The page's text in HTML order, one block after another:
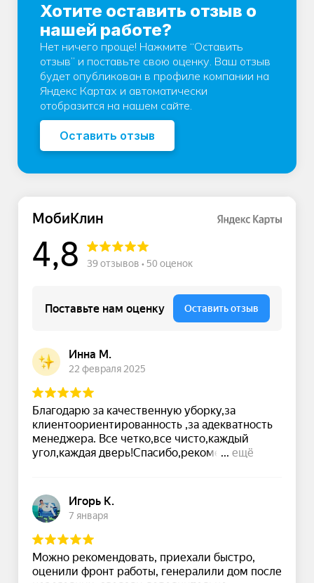
Хотите оставить отзыв о
нашей работе?
Нет ничего проще! Нажмите “Оставить
отзыв” и поставьте свою оценку. Ваш отзыв
будет опубликован в профиле компании на
Яндекс Картах и автоматически
отобразится на нашем сайте.
Оставить отзыв